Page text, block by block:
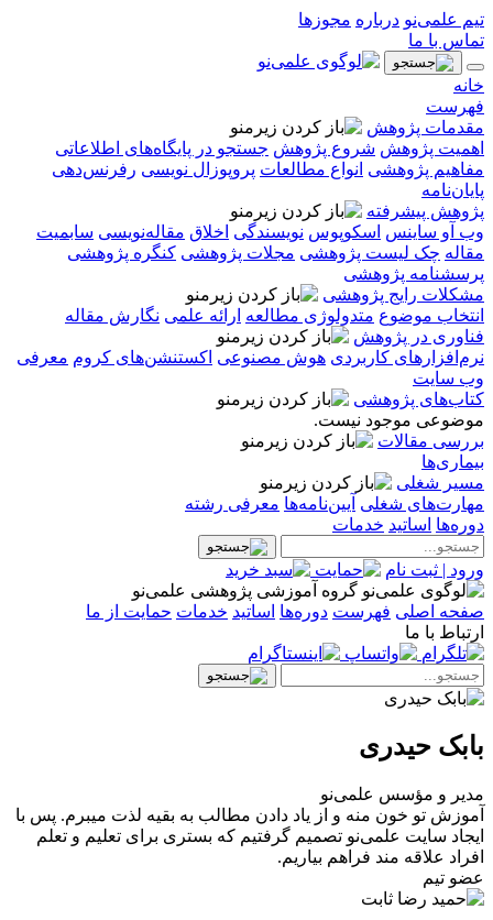
تیم علمی‌نو درباره مجوزها
تماس با ما
خانه
فهرست
مقدمات پژوهش
اهمیت پژوهش شروع پژوهش جستجو در پایگاه‌های اطلاعاتی
مفاهیم پژوهشی انواع مطالعات پروپوزال نویسی رفرنس‌دهی
پایان‌نامه
پژوهش پیشرفته
وب آو ساینس اسکوپوس نویسندگی اخلاق مقاله‌نویسی سابمیت
مقاله چک لیست پژوهشی مجلات پژوهشی کنگره پژوهشی
پرسشنامه پژوهشی
مشکلات رایج پژوهشی
انتخاب موضوع متدولوژی مطالعه ارائه علمی نگارش مقاله
فناوری در پژوهش
نرم‌افزارهای کاربردی هوش مصنوعی اکستنشن‌های کروم معرفی
وب سایت
کتاب‌های پژوهشی
موضوعی موجود نیست.
بررسی مقالات
بیماری‌ها
مسیر شغلی
مهارت‌های شغلی آیین‌نامه‌ها معرفی رشته
دوره‌ها اساتید خدمات
ورود | ثبت نام
گروه آموزشی پژوهشی علمی‌نو
صفحه اصلی فهرست دوره‌ها اساتید خدمات حمایت از ما
ارتباط با ما
بابک حیدری
مدیر و مؤسس علمی‌نو
آموزش تو خون منه ‌و از یاد دادن مطالب به بقیه لذت میبرم. پس با
ایجاد سایت علمی‌نو تصمیم گرفتیم که بستری برای تعلیم و تعلم
افراد علاقه مند فراهم‌ بیاریم.
عضو تیم